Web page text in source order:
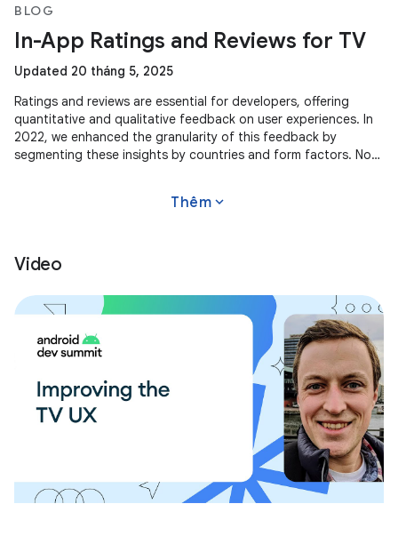
BLOG
In-App Ratings and Reviews for TV
Updated 20 tháng 5, 2025
Ratings and reviews are essential for developers, offering
quantitative and qualitative feedback on user experiences. In
2022, we enhanced the granularity of this feedback by
segmenting these insights by countries and form factors. Now,
Thêm expand_more
Video